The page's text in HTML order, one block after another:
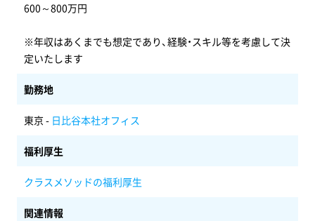
600～800万円
※年収はあくまでも想定であり、経験・スキル等を考慮して決
定いたします
勤務地
東京 - 日比谷本社オフィス
福利厚生
クラスメソッドの福利厚生
関連情報